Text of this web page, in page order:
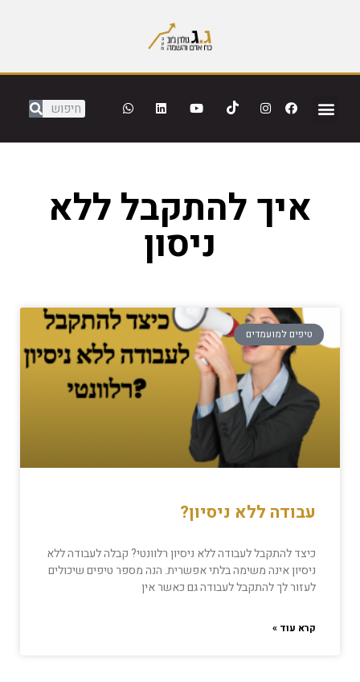
איך להתקבל ללא
ניסון
טיפים למועמדים
עבודה ללא ניסיון?
כיצד להתקבל לעבודה ללא ניסיון רלוונטי? קבלה לעבודה ללא
ניסיון אינה משימה בלתי אפשרית. הנה מספר טיפים שיכולים
לעזור לך להתקבל לעבודה גם כאשר אין
קרא עוד »